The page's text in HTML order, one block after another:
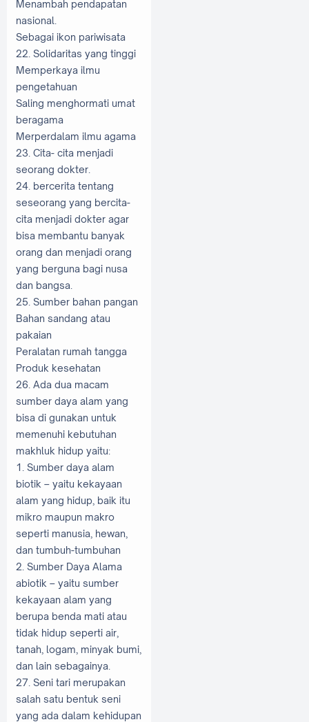
Menambah pendapatan
nasional.
Sebagai ikon pariwisata
22. Solidaritas yang tinggi
Memperkaya ilmu
pengetahuan
Saling menghormati umat
beragama
Merperdalam ilmu agama
23. Cita- cita menjadi
seorang dokter.
24. bercerita tentang
seseorang yang bercita-
cita menjadi dokter agar
bisa membantu banyak
orang dan menjadi orang
yang berguna bagi nusa
dan bangsa.
25. Sumber bahan pangan
Bahan sandang atau
pakaian
Peralatan rumah tangga
Produk kesehatan
26. Ada dua macam
sumber daya alam yang
bisa di gunakan untuk
memenuhi kebutuhan
makhluk hidup yaitu:
1. Sumber daya alam
biotik – yaitu kekayaan
alam yang hidup, baik itu
mikro maupun makro
seperti manusia, hewan,
dan tumbuh-tumbuhan
2. Sumber Daya Alama
abiotik – yaitu sumber
kekayaan alam yang
berupa benda mati atau
tidak hidup seperti air,
tanah, logam, minyak bumi,
dan lain sebagainya.
27. Seni tari merupakan
salah satu bentuk seni
yang ada dalam kehidupan